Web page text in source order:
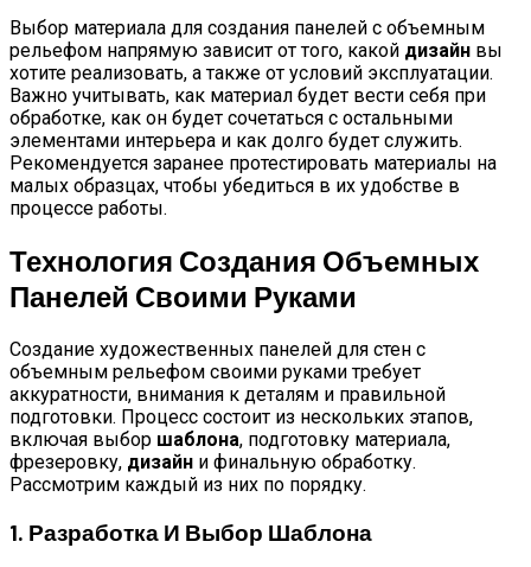
Выбор материала для создания панелей с объемным
рельефом напрямую зависит от того, какой дизайн вы
хотите реализовать, а также от условий эксплуатации.
Важно учитывать, как материал будет вести себя при
обработке, как он будет сочетаться с остальными
элементами интерьера и как долго будет служить.
Рекомендуется заранее протестировать материалы на
малых образцах, чтобы убедиться в их удобстве в
процессе работы.
Технология Создания Объемных
Панелей Своими Руками
Создание художественных панелей для стен с
объемным рельефом своими руками требует
аккуратности, внимания к деталям и правильной
подготовки. Процесс состоит из нескольких этапов,
включая выбор шаблона, подготовку материала,
фрезеровку, дизайн и финальную обработку.
Рассмотрим каждый из них по порядку.
1. Разработка И Выбор Шаблона